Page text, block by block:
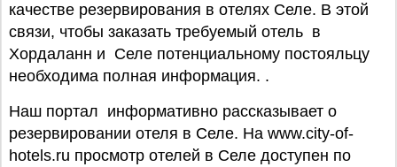
качестве резервирования в отелях Селе. В этой
связи, чтобы заказать требуемый отель в
Хордаланн и Селе потенциальному постояльцу
необходима полная информация. .
Наш портал информативно рассказывает о
резервировании отеля в Селе. На www.city-of-
hotels.ru просмотр отелей в Селе доступен по